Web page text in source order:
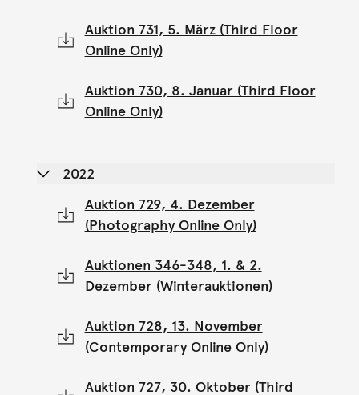
Auktion 731, 5. März (Third Floor
Online Only)
Auktion 730, 8. Januar (Third Floor
Online Only)
2022
Auktion 729, 4. Dezember
(Photography Online Only)
Auktionen 346-348, 1. & 2.
Dezember (Winterauktionen)
Auktion 728, 13. November
(Contemporary Online Only)
Auktion 727, 30. Oktober (Third